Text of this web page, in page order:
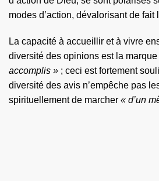
modes d’action, dévalorisant de fait
La capacité à accueillir et à vivre
diversité des opinions est la
accomplis » ; ceci est fortement
diversité des avis n’empêche pas
spirituellement de marcher « d’un